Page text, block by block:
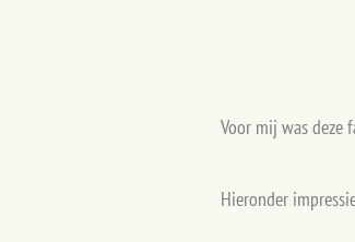
Voor mij was deze
Hieronder